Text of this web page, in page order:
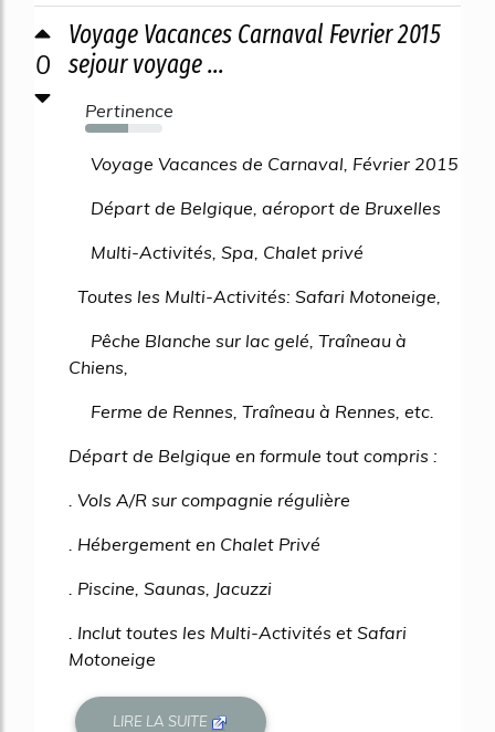
0
Voyage Vacances Carnaval Fevrier 2015
sejour voyage ...
Pertinence
55%
Voyage Vacances de Carnaval, Février 2015
Départ de Belgique, aéroport de Bruxelles
Multi-Activités, Spa, Chalet privé
Toutes les Multi-Activités: Safari Motoneige,
Pêche Blanche sur lac gelé, Traîneau à
Chiens,
Ferme de Rennes, Traîneau à Rennes, etc.
Départ de Belgique en formule tout compris :
. Vols A/R sur compagnie régulière
. Hébergement en Chalet Privé
. Piscine, Saunas, Jacuzzi
. Inclut toutes les Multi-Activités et Safari
Motoneige
LIRE LA SUITE